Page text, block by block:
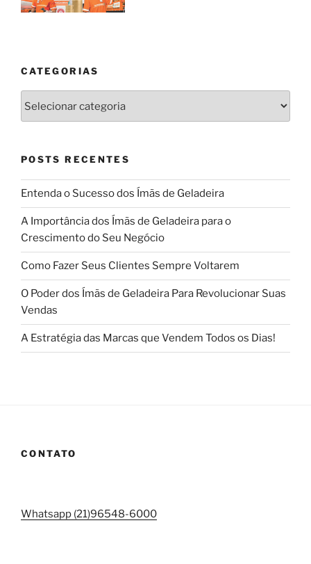
CATEGORIAS
POSTS RECENTES
Entenda o Sucesso dos Ímãs de Geladeira
A Importância dos Ímãs de Geladeira para o
Crescimento do Seu Negócio
Como Fazer Seus Clientes Sempre Voltarem
O Poder dos Ímãs de Geladeira Para Revolucionar Suas
Vendas
A Estratégia das Marcas que Vendem Todos os Dias!
CONTATO
Whatsapp (21)96548-6000